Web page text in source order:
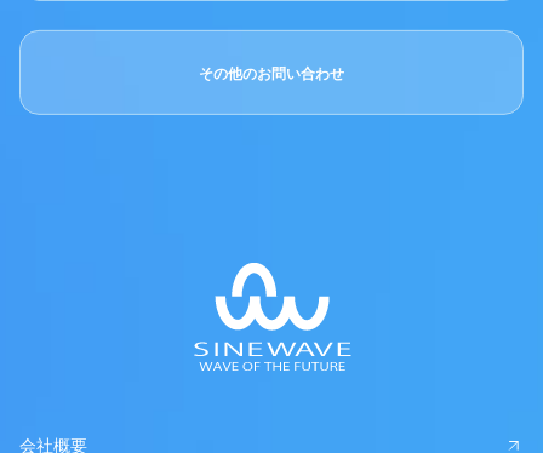
その他のお問い合わせ
会社概要